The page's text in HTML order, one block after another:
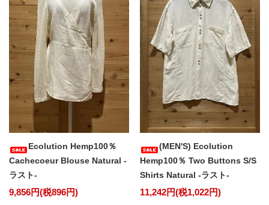
Ecolution Hemp100％
Cachecoeur Blouse Natural -
ラスト-
9,856円(税896円)
(MEN'S) Ecolution
Hemp100％ Two Buttons S/S
Shirts Natural -ラスト-
11,242円(税1,022円)